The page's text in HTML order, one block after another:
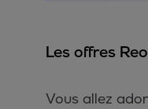
Les offres
Vous allez